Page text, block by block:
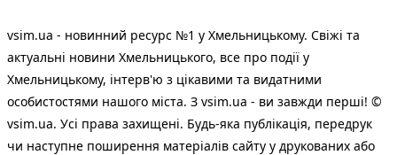
vsim.ua - новинний ресурс №1 у Хмельницькому. Свіжі та
актуальні новини Хмельницького, все про події у
Хмельницькому, інтерв'ю з цікавими та видатними
особистостями нашого міста. З vsim.ua - ви завжди перші! ©
vsim.ua. Усі права захищені. Будь-яка публiкацiя, передрук
чи наступне поширення матеріалів сайту у друкованих або